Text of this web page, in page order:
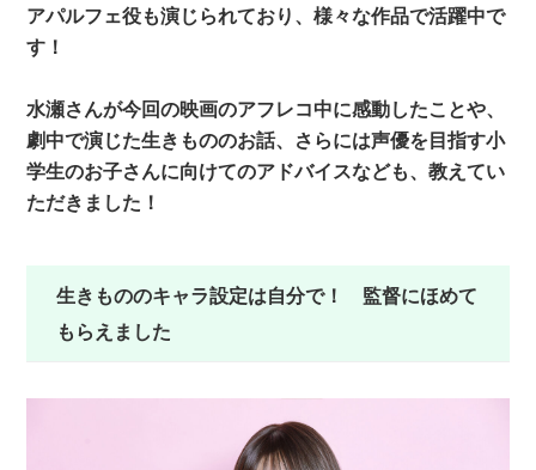
アパルフェ役も演じられており、様々な作品で活躍中で
す！
水瀬さんが今回の映画のアフレコ中に感動したことや、
劇中で演じた生きもののお話、さらには声優を目指す小
学生のお子さんに向けてのアドバイスなども、教えてい
ただきました！
生きもののキャラ設定は自分で！ 監督にほめて
もらえました